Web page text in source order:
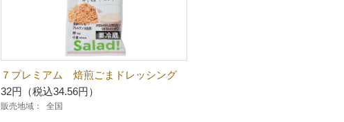
７プレミアム 焙煎ごまドレッシング
32円（税込34.56円）
販売地域： 全国